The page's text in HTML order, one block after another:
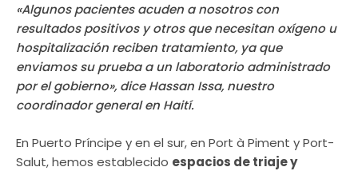
«Algunos pacientes acuden a nosotros con
resultados positivos y otros que necesitan oxígeno u
hospitalización reciben tratamiento, ya que
enviamos su prueba a un laboratorio administrado
por el gobierno», dice Hassan Issa, nuestro
coordinador general en Haití.
En Puerto Príncipe y en el sur, en Port à Piment y Port-
Salut, hemos establecido espacios de triaje y